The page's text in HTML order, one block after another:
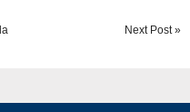
Next Post »